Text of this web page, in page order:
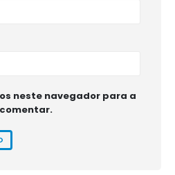
neste navegador para a